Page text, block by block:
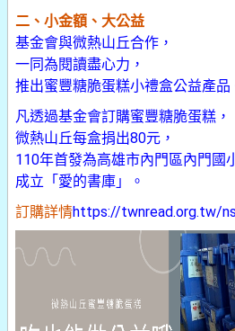
二、小金額、大公益
基金會與微熱山丘合作，
一同為閱讀盡心力，
推出蜜豐糖脆蛋糕小禮盒公益產品
凡透過基金會訂購蜜豐糖脆蛋糕，
微熱山丘每盒捐出80元，
110年首發為高雄市內門區內門國
成立「愛的書庫」。
訂購詳情https://twnread.org.tw/